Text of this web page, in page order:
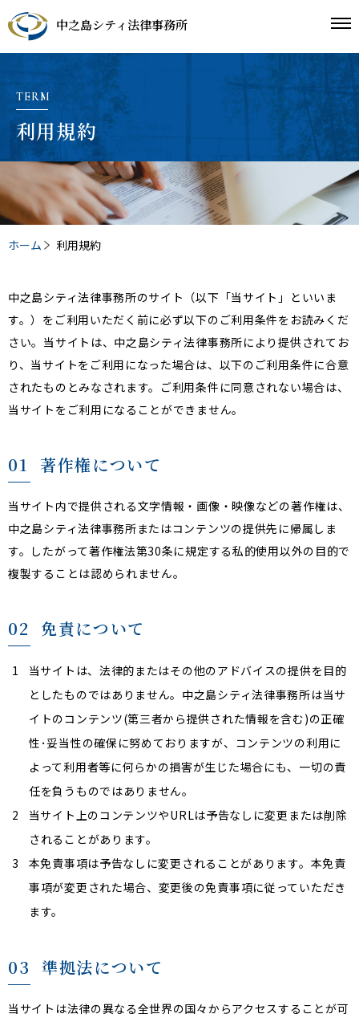
中之島シティ法律事務所
TERM
利用規約
ホーム 利用規約
中之島シティ法律事務所のサイト（以下「当サイト」といいま
す。）をご利用いただく前に必ず以下のご利用条件をお読みくだ
さい。当サイトは、中之島シティ法律事務所により提供されてお
り、当サイトをご利用になった場合は、以下のご利用条件に合意
されたものとみなされます。ご利用条件に同意されない場合は、
当サイトをご利用になることができません。
01 著作権について
当サイト内で提供される文字情報・画像・映像などの著作権は、
中之島シティ法律事務所またはコンテンツの提供先に帰属しま
す。したがって著作権法第30条に規定する私的使用以外の目的で
複製することは認められません。
02 免責について
1
当サイトは、法律的またはその他のアドバイスの提供を目的
としたものではありません。中之島シティ法律事務所は当サ
イトのコンテンツ(第三者から提供された情報を含む)の正確
性･妥当性の確保に努めておりますが、コンテンツの利用に
よって利用者等に何らかの損害が生じた場合にも、一切の責
任を負うものではありません。
2
当サイト上のコンテンツやURLは予告なしに変更または削除
されることがあります。
3
本免責事項は予告なしに変更されることがあります。本免責
事項が変更された場合、変更後の免責事項に従っていただき
ます。
03 準拠法について
当サイトは法律の異なる全世界の国々からアクセスすることが可